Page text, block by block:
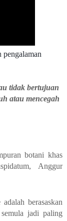
tidak bertujuan
atau mencegah
botani khas
Anggur
berasaskan
jadi paling